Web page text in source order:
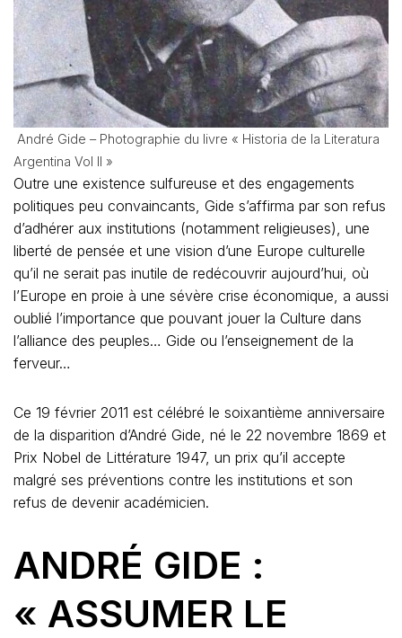
André Gide – Photographie du livre « Historia de la Literatura
Argentina Vol II »
Outre une existence sulfureuse et des engagements
politiques peu convaincants, Gide s’affirma par son refus
d’adhérer aux institutions (notamment religieuses), une
liberté de pensée et une vision d’une Europe culturelle
qu’il ne serait pas inutile de redécouvrir aujourd’hui, où
l’Europe en proie à une sévère crise économique, a aussi
oublié l’importance que pouvant jouer la Culture dans
l’alliance des peuples… Gide ou l’enseignement de la
ferveur…
Ce 19 février 2011 est célébré le soixantième anniversaire
de la disparition d’André Gide, né le 22 novembre 1869 et
Prix Nobel de Littérature 1947, un prix qu’il accepte
malgré ses préventions contre les institutions et son
refus de devenir académicien.
ANDRÉ GIDE :
« ASSUMER LE